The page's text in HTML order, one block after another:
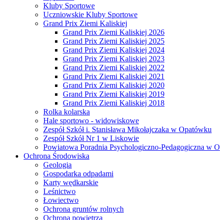
Kluby Sportowe
Uczniowskie Kluby Sportowe
Grand Prix Ziemi Kaliskiej
Grand Prix Ziemi Kaliskiej 2026
Grand Prix Ziemi Kaliskiej 2025
Grand Prix Ziemi Kaliskiej 2024
Grand Prix Ziemi Kaliskiej 2023
Grand Prix Ziemi Kaliskiej 2022
Grand Prix Ziemi Kaliskiej 2021
Grand Prix Ziemi Kaliskiej 2020
Grand Prix Ziemi Kaliskiej 2019
Grand Prix Ziemi Kaliskiej 2018
Rolka kolarska
Hale sportowo - widowiskowe
Zespół Szkół i. Stanisława Mikołajczaka w Opatówku
Zespół Szkół Nr 1 w Liskowie
Powiatowa Poradnia Psychologiczno-Pedagogiczna w
Ochrona Środowiska
Geologia
Gospodarka odpadami
Karty wędkarskie
Leśnictwo
Łowiectwo
Ochrona gruntów rolnych
Ochrona powietrza